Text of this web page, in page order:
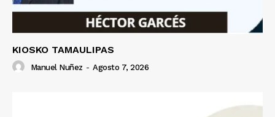
KIOSKO TAMAULIPAS
Manuel Nuñez - Agosto 7, 2026